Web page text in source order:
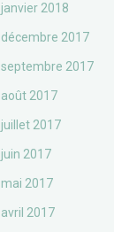
janvier 2018
décembre 2017
septembre 2017
août 2017
juillet 2017
juin 2017
mai 2017
avril 2017